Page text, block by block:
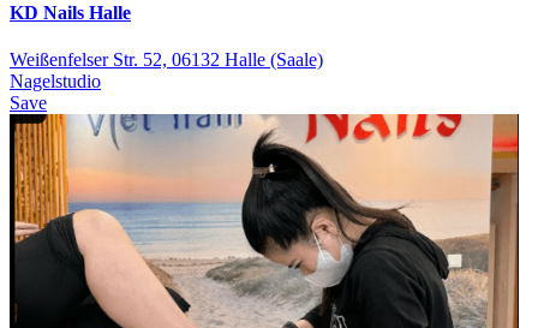
KD Nails Halle
Weißenfelser Str. 52, 06132 Halle (Saale)
Nagelstudio
Save